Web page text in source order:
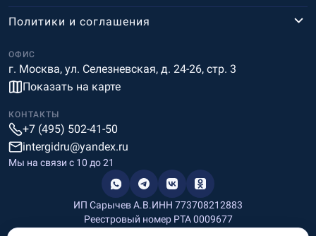
ОФИС
г. Москва, ул. Селезневская, д. 24-26, стр. 3
Показать на карте
Политики и соглашения
КОНТАКТЫ
+7 (495) 502-41-50
intergidru@yandex.ru
Мы на связи c 10 до 21
ИП Сарычев А.В.ИНН 773708212883
Реестровый номер РТА 0009677